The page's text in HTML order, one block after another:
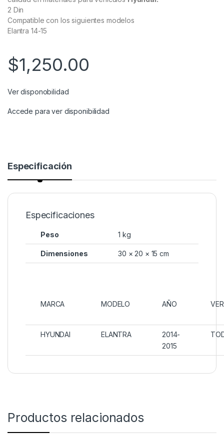
2 Din
Compatible con los siguientes modelos
Elantra 14-15
$1,250.00
Ver disponobilidad
Accede para ver disponibilidad
Especificación
Especificaciones
Peso 1 kg
Dimensiones 30 × 20 × 15 cm
MARCA MODELO AÑO
HYUNDAI ELANTRA
2014-
2015
Productos relacionados